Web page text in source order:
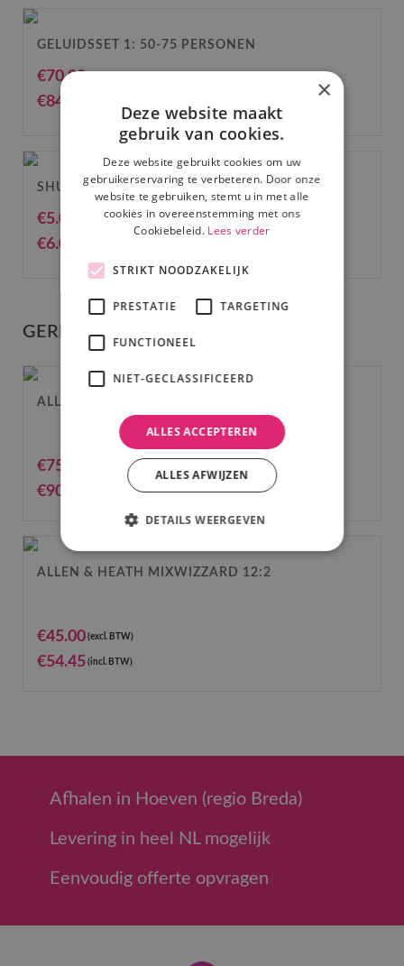
GELUIDSSET 1: 50-75 PERSONEN
€70.00
€84.70
SHURE SM 58 MICROFOON
€5.00 (excl. BTW)
€6.05
GERELATEERDE PRODUCTEN
ALLEN & HEATH QU16 DIGITALE MIXER
€75.00 (excl. BTW)
€90.75
ALLEN & HEATH MIXWIZZARD 12:2
€45.00 (excl. BTW)
€54.45 (incl. BTW)
Afhalen in Hoeven (regio Breda)
Levering in heel NL mogelijk
Eenvoudig offerte opvragen
×
Deze website maakt
gebruik van cookies.
Deze website gebruikt cookies om uw
gebruikerservaring te verbeteren. Door onze
website te gebruiken, stemt u in met alle
cookies in overeenstemming met ons
Cookiebeleid. Lees verder
STRIKT NOODZAKELIJK
PRESTATIE TARGETING
FUNCTIONEEL
NIET-GECLASSIFICEERD
ALLES ACCEPTEREN
ALLES AFWIJZEN
DETAILS WEERGEVEN